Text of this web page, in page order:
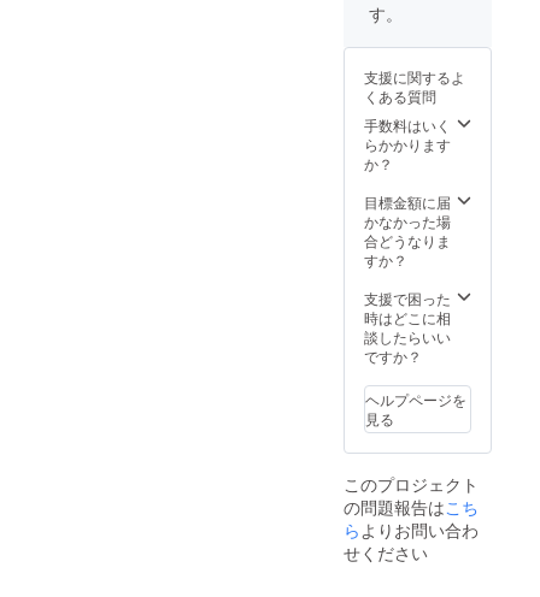
※うち1
は、
¥3,000
のリ
ターン
用ポス
含まれ
ます。
す。
支援に関するよ
くある質問
手数料はいく
らかかります
か？
目標金額に届
かなかった場
合どうなりま
すか？
支援で困った
時はどこに相
談したらいい
ですか？
ヘルプページを
見る
このプロジェクト
の問題報告はこち
らよりお問い合わ
せください